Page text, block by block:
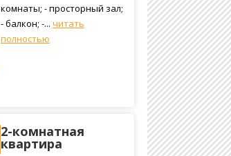
комнаты; - просторный зал;
- балкон; -... читать
полностью
2-комнатная
квартира